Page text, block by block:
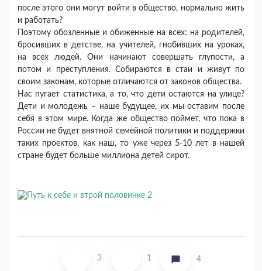
после этого они могут войти в общество, нормально жить
и работать?
Поэтому обозленные и обиженные на всех: на родителей,
бросивших в детстве, на учителей, гнобивших на уроках,
на всех людей. Они начинают совершать глупости, а
потом и преступления. Собираются в стаи и живут по
своим законам, которые отличаются от законов общества.
Нас пугает статистика, а то, что дети остаются на улице?
Дети и молодежь – наше будущее, их мы оставим после
себя в этом мире. Когда же общество поймет, что пока в
России не будет внятной семейной политики и поддержки
таких проектов, как наш, то уже через 5-10 лет в нашей
стране будет больше миллиона детей сирот.
3 1 4